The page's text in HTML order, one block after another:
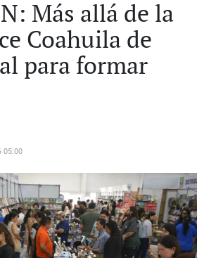
Más allá de la
Coahuila de
para formar
05:00